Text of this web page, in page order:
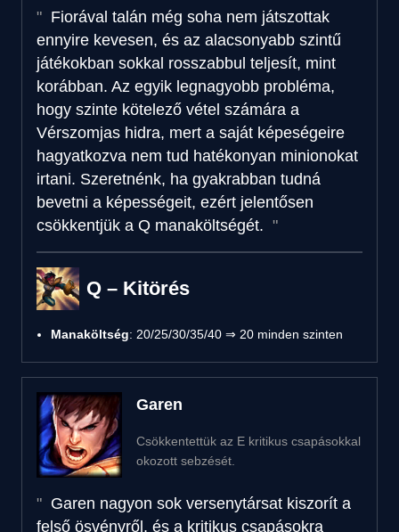
Fiorával talán még soha nem játszottak
ennyire kevesen, és az alacsonyabb szintű
játékokban sokkal rosszabbul teljesít, mint
korábban. Az egyik legnagyobb probléma,
hogy szinte kötelező vétel számára a
Vérszomjas hidra, mert a saját képeségeire
hagyatkozva nem tud hatékonyan minionokat
irtani. Szeretnénk, ha gyakrabban tudná
bevetni a képességeit, ezért jelentősen
csökkentjük a Q manaköltségét.
Q – Kitörés
Manaköltség: 20/25/30/35/40 ⇒ 20 minden szinten
Garen
Csökkentettük az E kritikus csapásokkal
okozott sebzését.
Garen nagyon sok versenytársat kiszorít a
felső ösvényről, és a kritikus csapásokra